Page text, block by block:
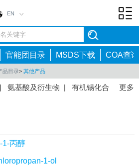
EN
官能团目录 MSDS下载 COA查询
品目录> 其他产品
更多
| 氨基酸及衍生物 | 有机锡化合
体
|抗炎药物中间体
间体|
1-丙醇
1-ol